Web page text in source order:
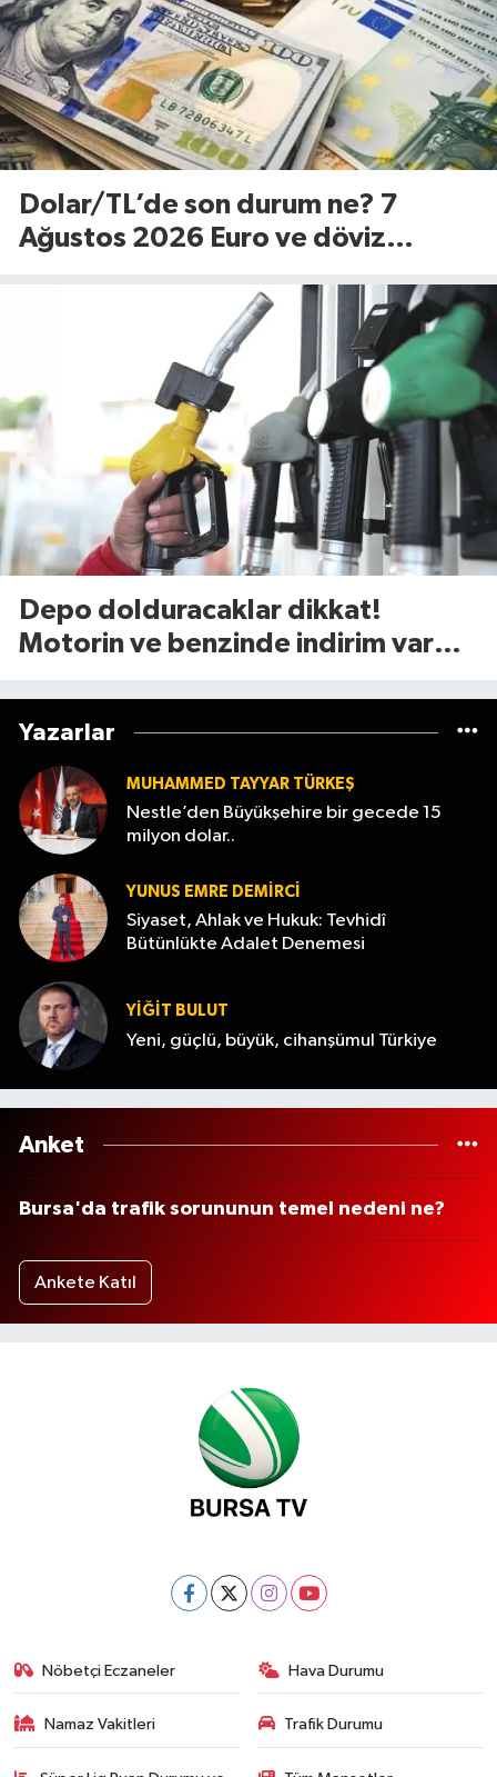
Dolar/TL’de son durum ne? 7
Ağustos 2026 Euro ve döviz
Depo dolduracaklar dikkat!
Motorin ve benzinde indirim var
Yazarlar
MUHAMMED TAYYAR TÜRKEŞ
Nestle’den Büyükşehire bir gecede 15
milyon dolar..
YUNUS EMRE DEMIRCI
Siyaset, Ahlak ve Hukuk: Tevhidî
Bütünlükte Adalet Denemesi
YİĞİT BULUT
Yeni, güçlü, büyük, cihanşümul Türkiye
Anket
Bursa'da trafik sorununun temel nedeni ne?
Ankete Katıl
Nöbetçi Eczaneler Hava Durumu
Namaz Vakitleri Trafik Durumu